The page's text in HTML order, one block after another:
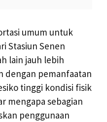
umum untuk
Stasiun Senen
lain jauh lebih
dengan pemanfaatan
tinggi kondisi fisik
mengapa sebagian
penggunaan